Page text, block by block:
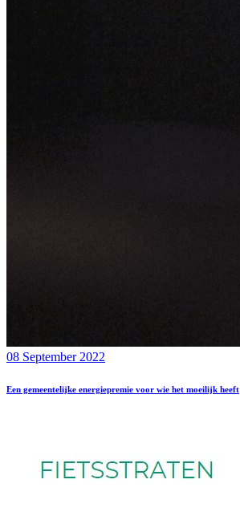
08 September 2022
Een gemeentelijke energiepremie voor wie het moeilijk heeft